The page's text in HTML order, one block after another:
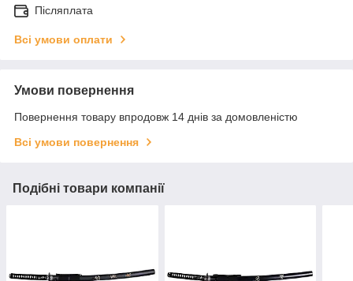
Післяплата
Всі умови оплати
Умови повернення
Повернення товару впродовж 14 днів за домовленістю
Всі умови повернення
Подібні товари компанії